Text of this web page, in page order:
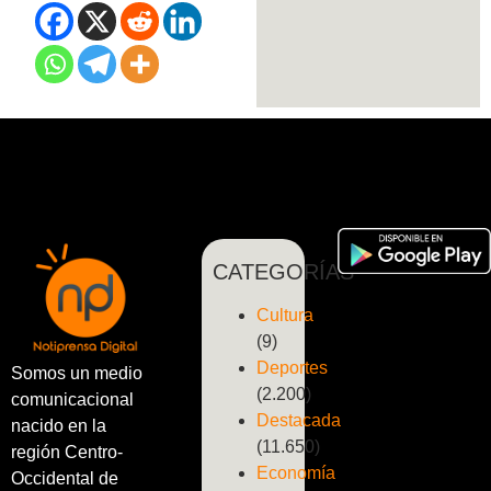
Somos un medio
comunicacional
nacido en la
región Centro-
Occidental de
CATEGORÍAS
Cultura
(9)
Deportes
(2.200)
Destacada
(11.650)
Economía